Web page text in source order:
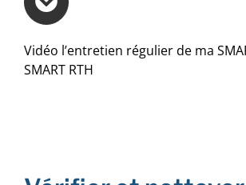
Vidéo l’entretien régulier de ma
SMART RTH